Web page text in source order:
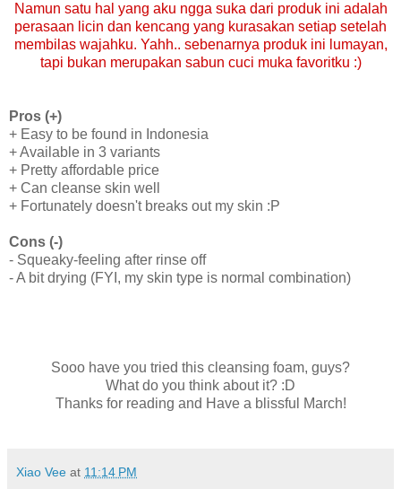
Namun satu hal yang aku ngga suka dari produk ini adalah
perasaan licin dan kencang yang kurasakan setiap setelah
membilas wajahku. Yahh.. sebenarnya produk ini lumayan,
tapi bukan merupakan sabun cuci muka favoritku :)
Pros (+)
+ Easy to be found in Indonesia
+ Available in 3 variants
+ Pretty affordable price
+ Can cleanse skin well
+ Fortunately doesn't breaks out my skin :P
Cons (-)
- Squeaky-feeling after rinse off
- A bit drying (FYI, my skin type is normal combination)
Sooo have you tried this cleansing foam, guys?
What do you think about it? :D
Thanks for reading and Have a blissful March!
Xiao Vee at 11:14 PM